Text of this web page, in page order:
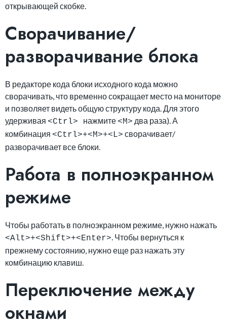
открывающей скобке.
Сворачивание/
разворачивание блока
В редакторе кода блоки исходного кода можно
сворачивать, что временно сокращает место на мониторе
и позволяет видеть общую структуру кода. Для этого
удерживая <Ctrl> нажмите <M> два раза). А
комбинация <Ctrl>+<M>+<L> сворачивает/
разворачивает все блоки.
Работа в полноэкранном
режиме
Чтобы работать в полноэкранном режиме, нужно нажать
<Alt>+<Shift>+<Enter> . Чтобы вернуться к
прежнему состоянию, нужно еще раз нажать эту
комбинацию клавиш.
Переключение между
окнами